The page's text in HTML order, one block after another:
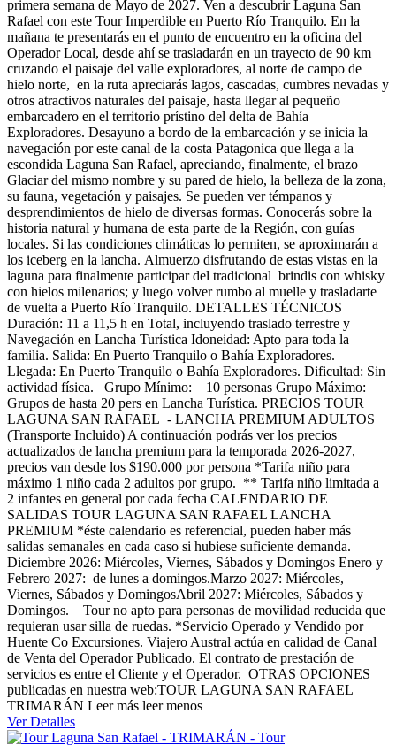
primera semana de Mayo de 2027. Ven a descubrir Laguna San
Rafael con este Tour Imperdible en Puerto Río Tranquilo. En la
mañana te presentarás en el punto de encuentro en la oficina del
Operador Local, desde ahí se trasladarán en un trayecto de 90 km
cruzando el paisaje del valle exploradores, al norte de campo de
hielo norte, en la ruta apreciarás lagos, cascadas, cumbres nevadas y
otros atractivos naturales del paisaje, hasta llegar al pequeño
embarcadero en el territorio prístino del delta de Bahía
Exploradores. Desayuno a bordo de la embarcación y se inicia la
navegación por este canal de la costa Patagonica que llega a la
escondida Laguna San Rafael, apreciando, finalmente, el brazo
Glaciar del mismo nombre y su pared de hielo, la belleza de la zona,
su fauna, vegetación y paisajes. Se pueden ver témpanos y
desprendimientos de hielo de diversas formas. Conocerás sobre la
historia natural y humana de esta parte de la Región, con guías
locales. Si las condiciones climáticas lo permiten, se aproximarán a
los iceberg en la lancha. Almuerzo disfrutando de estas vistas en la
laguna para finalmente participar del tradicional brindis con whisky
con hielos milenarios; y luego volver rumbo al muelle y trasladarte
de vuelta a Puerto Río Tranquilo. DETALLES TÉCNICOS
Duración: 11 a 11,5 h en Total, incluyendo traslado terrestre y
Navegación en Lancha Turística Idoneidad: Apto para toda la
familia. Salida: En Puerto Tranquilo o Bahía Exploradores.
Llegada: En Puerto Tranquilo o Bahía Exploradores. Dificultad: Sin
actividad física. Grupo Mínimo: 10 personas Grupo Máximo:
Grupos de hasta 20 pers en Lancha Turística. PRECIOS TOUR
LAGUNA SAN RAFAEL - LANCHA PREMIUM ADULTOS
(Transporte Incluido) A continuación podrás ver los precios
actualizados de lancha premium para la temporada 2026-2027,
precios van desde los $190.000 por persona *Tarifa niño para
máximo 1 niño cada 2 adultos por grupo. ** Tarifa niño limitada a
2 infantes en general por cada fecha CALENDARIO DE
SALIDAS TOUR LAGUNA SAN RAFAEL LANCHA
PREMIUM *éste calendario es referencial, pueden haber más
salidas semanales en cada caso si hubiese suficiente demanda.
Diciembre 2026: Miércoles, Viernes, Sábados y Domingos Enero y
Febrero 2027: de lunes a domingos.Marzo 2027: Miércoles,
Viernes, Sábados y DomingosAbril 2027: Miércoles, Sábados y
Domingos. Tour no apto para personas de movilidad reducida que
requieran usar silla de ruedas. *Servicio Operado y Vendido por
Huente Co Excursiones. Viajero Austral actúa en calidad de Canal
de Venta del Operador Publicado. El contrato de prestación de
servicios es entre el Cliente y el Operador. OTRAS OPCIONES
publicadas en nuestra web:TOUR LAGUNA SAN RAFAEL
TRIMARÁN Leer más leer menos
Ver Detalles